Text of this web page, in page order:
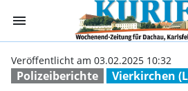
menu
Polizeiberichte Vierkirchen
Veröffentlicht am 03.02.2025 10:32